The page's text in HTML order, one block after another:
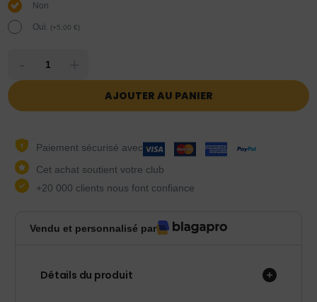
Non
Oui. (+5,00€)
AJOUTER AU PANIER
Paiement sécurisé avec
Cet achat soutient votre club
+20 000 clients nous font confiance
Vendu et personnalisé par
Détails du produit